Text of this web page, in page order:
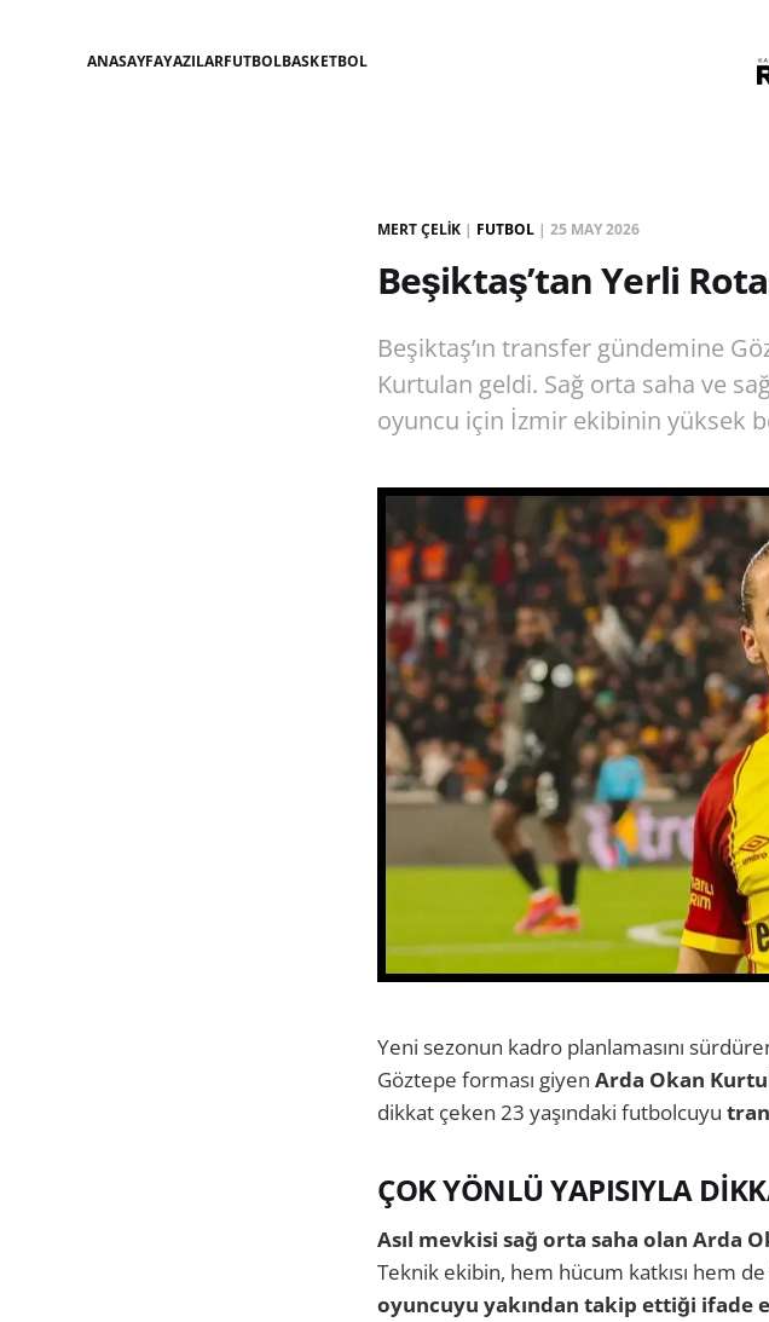
ANASAYFAYAZILARFUTBOLBASKETBOL
MERT ÇELIK | FUTBOL | 25 MAY 2026
Beşiktaş’tan Yerli
Beşiktaş’ın transfer gündemine
Kurtulan geldi. Sağ orta saha ve
oyuncu için İzmir ekibinin yüksek
Yeni sezonun kadro planlamasını
Göztepe forması giyen Arda Okan
dikkat çeken 23 yaşındaki futbolcuyu
ÇOK YÖNLÜ YAPISIYLA
Asıl mevkisi sağ orta saha olan Arda
Teknik ekibin, hem hücum katkısı hem
oyuncuyu yakından takip ettiği ifade